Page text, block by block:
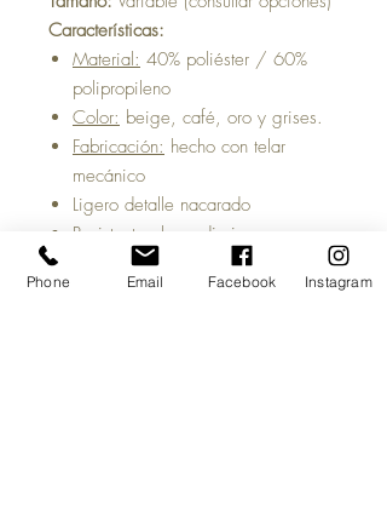
Características:
Material: 40% poliéster / 60%
polipropileno
Color: beige, café, oro y grises.
Fabricación: hecho con telar
mecánico
Ligero detalle nacarado
Resistente al uso diario
¡Fácil de limpiar y mantener!
Tiempo estimado de entrega:5 a 7
Phone Email Facebook Instagram